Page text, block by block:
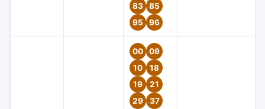
83
85
95
96
00
09
10
18
19
21
29
37